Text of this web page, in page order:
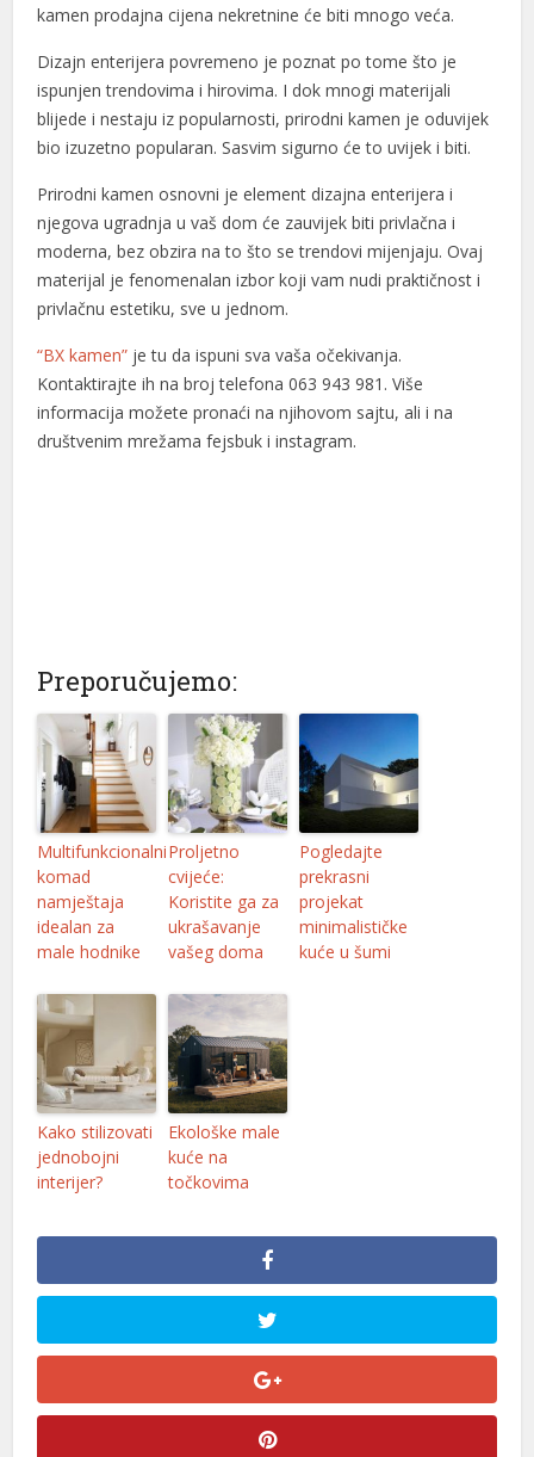
kamen prodajna cijena nekretnine će biti mnogo veća.
Dizajn enterijera povremeno je poznat po tome što je
ispunjen trendovima i hirovima. I dok mnogi materijali
blijede i nestaju iz popularnosti, prirodni kamen je oduvijek
bio izuzetno popularan. Sasvim sigurno će to uvijek i biti.
Prirodni kamen osnovni je element dizajna enterijera i
njegova ugradnja u vaš dom će zauvijek biti privlačna i
moderna, bez obzira na to što se trendovi mijenjaju. Ovaj
materijal je fenomenalan izbor koji vam nudi praktičnost i
privlačnu estetiku, sve u jednom.
“BX kamen” je tu da ispuni sva vaša očekivanja.
Kontaktirajte ih na broj telefona 063 943 981. Više
informacija možete pronaći na njihovom sajtu, ali i na
društvenim mrežama fejsbuk i instagram.
Preporučujemo:
Multifunkcionalni
komad
namještaja
idealan za
male hodnike
Proljetno
cvijeće:
Koristite ga za
ukrašavanje
vašeg doma
Pogledajte
prekrasni
projekat
minimalističke
kuće u šumi
Kako stilizovati
jednobojni
interijer?
Ekološke male
kuće na
točkovima